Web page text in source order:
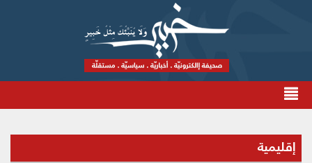
إقليمية